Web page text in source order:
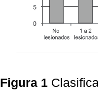
Figura 1